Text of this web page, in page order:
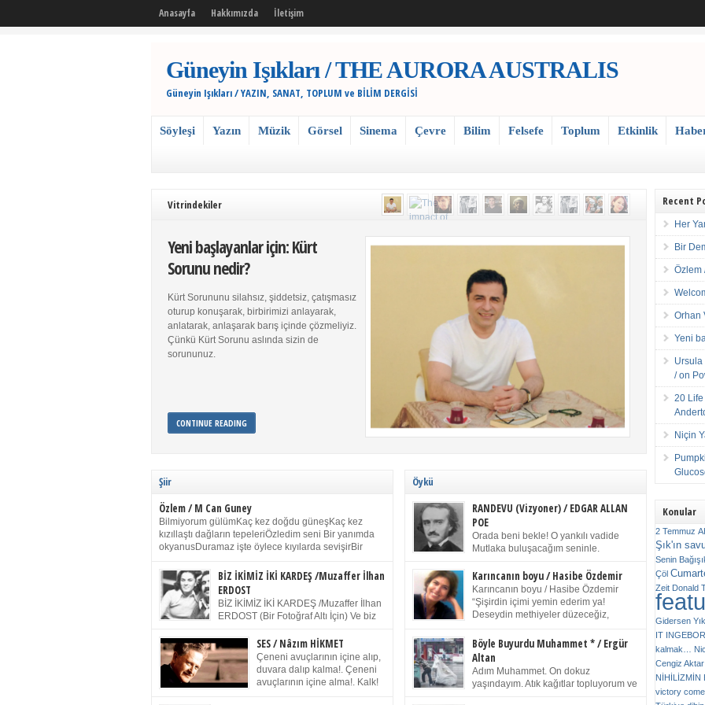
Anasayfa Hakkımızda İletişim
Güneyin Işıkları / THE AURORA AUSTRALIS
Güneyin Işıkları / YAZIN, SANAT, TOPLUM ve BİLİM DERGİSİ
Söyleşi Yazın Müzik Görsel Sinema Çevre Bilim Felsefe Toplum Etkinlik
Vitrindekiler
Yeni başlayanlar için: Kürt
Sorunu nedir?
Kürt Sorununu silahsız, şiddetsiz, çatışmasız
oturup konuşarak, birbirimizi anlayarak,
anlatarak, anlaşarak barış içinde çözmeliyiz.
Çünkü Kürt Sorunu aslında sizin de
sorununuz.
CONTINUE READING
Şiir
Özlem / M Can Guney
Bilmiyorum gülümKaç kez doğdu güneşKaç kez
kızıllaştı dağların tepeleriÖzledim seni Bir yanımda
okyanusDuramaz işte öylece kıyılarda sevişirBir
dururSokulur yalnızlığıma kokun olur Gözlerim bir
buruk gülümsemeDudağımda buğusu
öpüşlerinGeceler boyuÖzledim seni 2004 Haziran
Sydney / Toplumsal Kaynak / Memduh Güney
BİZ İKİMİZ İKİ KARDEŞ /Muzaffer İlhan
ERDOST
BİZ İKİMİZ İKİ KARDEŞ /Muzaffer İlhan
ERDOST (Bir Fotoğraf Altı İçin) Ve biz
Duracağız Fotoğrafımızda durduğumuz gibi Benim
ellerimde kelepçe Yüzümde yapay bir gülüş
(Kelepçeyi yadırgamanın gülüşü belki İlk kez olduğu
için Sonra alıştım Ve unuttum sonra kelepçeyi
SES / Nâzım HİKMET
Çeneni avuçlarının içine alıp,
duvara dalıp kalma!. Çeneni
avuçlarının içine alma!. Kalk!
Öykü
RANDEVU (Vizyoner) / EDGAR ALLAN
POE
Orada beni bekle! O yankılı vadide
Mutlaka buluşacağım seninle.
karısının ölümü üstüne yazdığı ağıt.) Talihsiz ve
gizemli adam! – Sen ki kendi hayal gücünün
parlaklığıyla afalladın, gençliğinin alevleri arasına
düştün! Hayalimde seni tekrar görüyorum! Bir kez
olduğun gibi değil soğuk vadide ve gölgelerin […]
Karıncanın boyu / Hasibe Özdemir
Karıncanın boyu / Hasibe Özdemir
“Şişirdin içimi yemin ederim ya!
Deseydin methiyeler düzeceğiz,
titriyor. “Sana gel demedim kızım.” diyorum sakince.
“Takıldın peşime madem, ne duyarsan
katlanacaksın.” Bir sigara yakıyor. Başını yana yatırıp,
bezmiş annelerin yılgın bakışıyla süzüyor beni.
Kaşlarımı kaldırıp ona bakıyorum ben de. Pes ediyor.
Böyle Buyurdu Muhammet * / Ergür
Altan
Adım Muhammet. On dokuz
yaşındayım. Atık kağıtlar topluyorum ve
Recent
Her
Bir
Özlem
Orhan
Yeni
Ursula
/ on
20
Niçin
Konular
2 Temmuz
Şık'ın
Senin
Çöl
Zeit Donald
Gidersen
IT
kalmak…
Cengiz Aktar
NİHİLİZMİN
victory